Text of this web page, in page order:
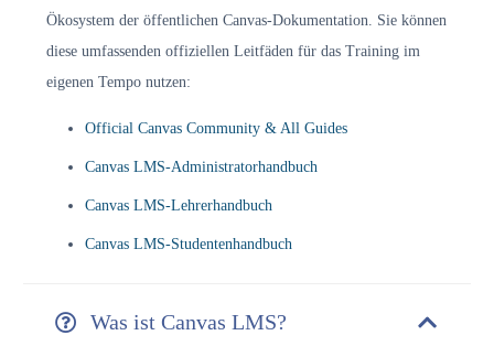
Ökosystem der öffentlichen Canvas-Dokumentation. Sie können
diese umfassenden offiziellen Leitfäden für das Training im
eigenen Tempo nutzen:
Official Canvas Community & All Guides
Canvas LMS-Administratorhandbuch
Canvas LMS-Lehrerhandbuch
Canvas LMS-Studentenhandbuch
Was ist Canvas LMS?